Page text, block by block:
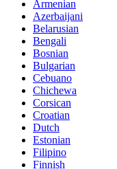
Armenian
Azerbaijani
Belarusian
Bengali
Bosnian
Bulgarian
Cebuano
Chichewa
Corsican
Croatian
Dutch
Estonian
Filipino
Finnish